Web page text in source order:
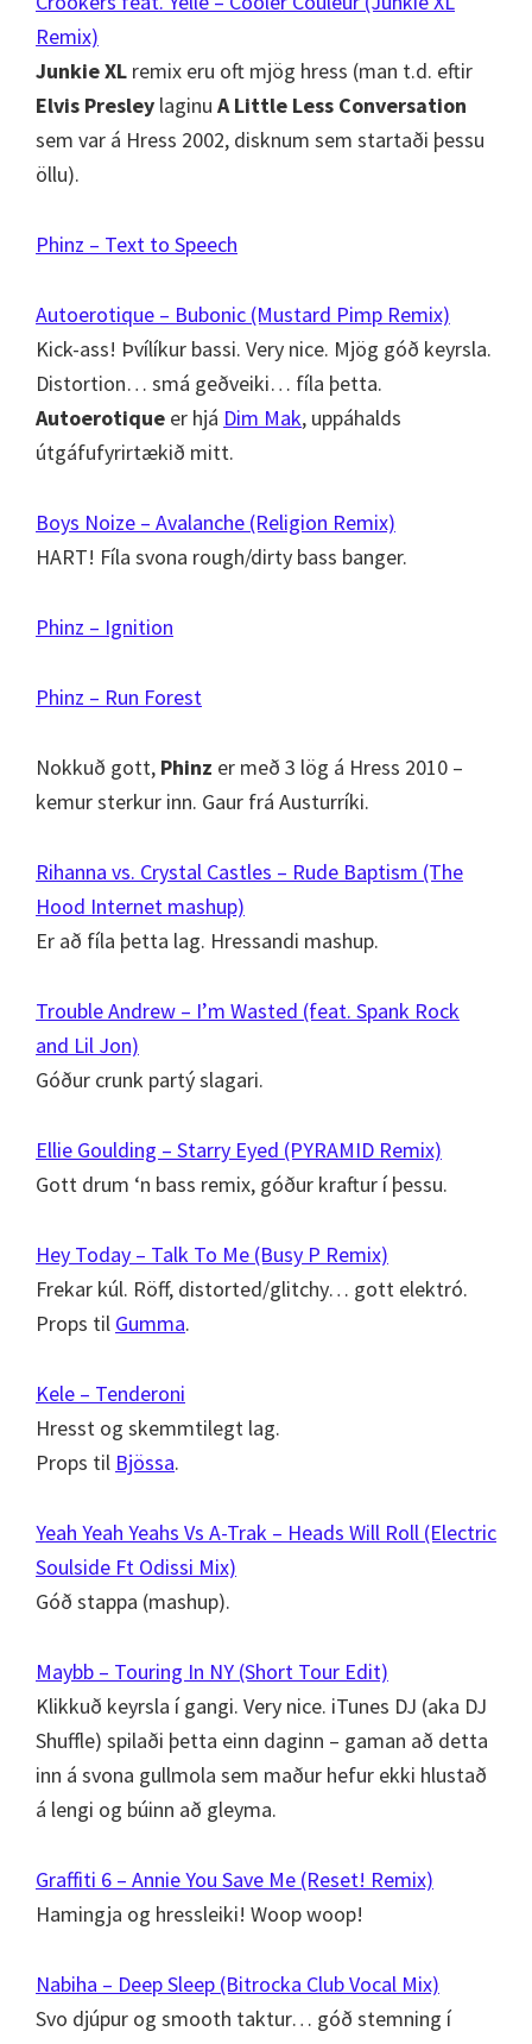
Remix)
Junkie XL remix eru oft mjög hress (man t.d. eftir
Elvis Presley laginu A Little Less Conversation
sem var á Hress 2002, disknum sem startaði þessu
öllu).
Phinz – Text to Speech
Autoerotique – Bubonic (Mustard Pimp Remix)
Kick-ass! Þvílíkur bassi. Very nice. Mjög góð keyrsla.
Distortion… smá geðveiki… fíla þetta.
Autoerotique er hjá Dim Mak, uppáhalds
útgáfufyrirtækið mitt.
Boys Noize – Avalanche (Religion Remix)
HART! Fíla svona rough/dirty bass banger.
Phinz – Ignition
Phinz – Run Forest
Nokkuð gott, Phinz er með 3 lög á Hress 2010 –
kemur sterkur inn. Gaur frá Austurríki.
Rihanna vs. Crystal Castles – Rude Baptism (The
Hood Internet mashup)
Er að fíla þetta lag. Hressandi mashup.
Trouble Andrew – I’m Wasted (feat. Spank Rock
and Lil Jon)
Góður crunk partý slagari.
Ellie Goulding – Starry Eyed (PYRAMID Remix)
Gott drum ‘n bass remix, góður kraftur í þessu.
Hey Today – Talk To Me (Busy P Remix)
Frekar kúl. Röff, distorted/glitchy… gott elektró.
Props til Gumma.
Kele – Tenderoni
Hresst og skemmtilegt lag.
Props til Bjössa.
Yeah Yeah Yeahs Vs A-Trak – Heads Will Roll (Electric
Soulside Ft Odissi Mix)
Góð stappa (mashup).
Maybb – Touring In NY (Short Tour Edit)
Klikkuð keyrsla í gangi. Very nice. iTunes DJ (aka DJ
Shuffle) spilaði þetta einn daginn – gaman að detta
inn á svona gullmola sem maður hefur ekki hlustað
á lengi og búinn að gleyma.
Graffiti 6 – Annie You Save Me (Reset! Remix)
Hamingja og hressleiki! Woop woop!
Nabiha – Deep Sleep (Bitrocka Club Vocal Mix)
Svo djúpur og smooth taktur… góð stemning í